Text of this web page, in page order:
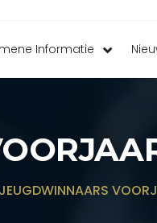
Informatie
JEUGDWINNAARS